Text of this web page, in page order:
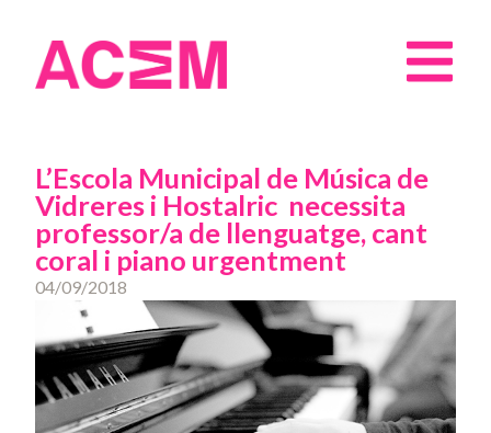
L’Escola Municipal de Música de
Vidreres i Hostalric necessita
professor/a de llenguatge, cant
coral i piano urgentment
04/09/2018